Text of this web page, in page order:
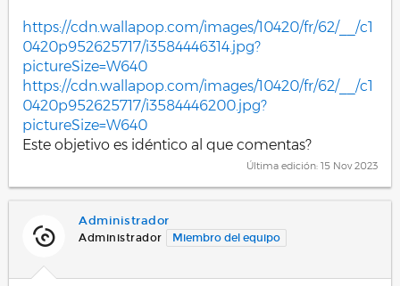
https://cdn.wallapop.com/images/10420/fr/62/__/c1
0420p952625717/i3584446314.jpg?
pictureSize=W640
https://cdn.wallapop.com/images/10420/fr/62/__/c1
0420p952625717/i3584446200.jpg?
pictureSize=W640
Este objetivo es idéntico al que comentas?
Última edición: 15 Nov 2023
Administrador
Administrador Miembro del equipo